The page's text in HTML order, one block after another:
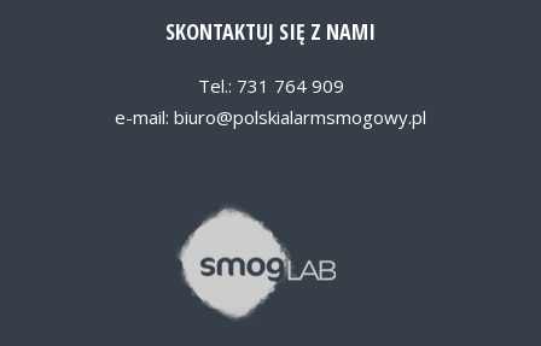
SKONTAKTUJ SIĘ Z NAMI
Tel.: 731 764 909
e-mail: biuro@polskialarmsmogowy.pl